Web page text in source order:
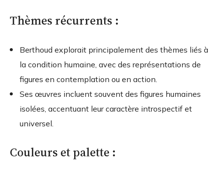
Thèmes récurrents :
Berthoud explorait principalement des thèmes liés à
la condition humaine, avec des représentations de
figures en contemplation ou en action.
Ses œuvres incluent souvent des figures humaines
isolées, accentuant leur caractère introspectif et
universel.
Couleurs et palette :